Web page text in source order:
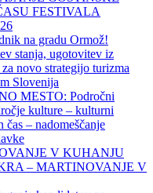
FESTIVALA
na gradu Ormož!
stanja, ugotovitev iz
novo strategijo turizma
Slovenija
MESTO: Področni
kulture – kulturni
čas – nadomeščanje
V KUHANJU
– MARTINOVANJE V